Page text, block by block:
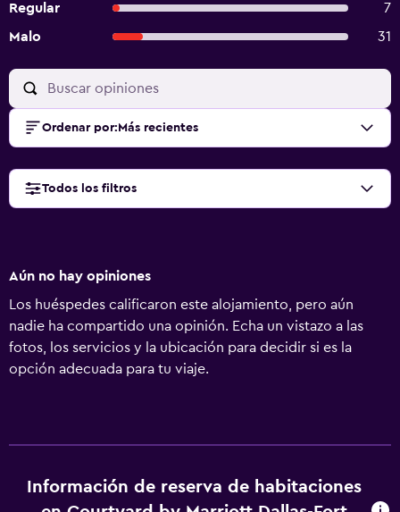
Regular
7
Malo
31
Ordenar por: Más recientes
Todos los filtros
Aún no hay opiniones
Los huéspedes calificaron este alojamiento, pero aún
nadie ha compartido una opinión. Echa un vistazo a las
fotos, los servicios y la ubicación para decidir si es la
opción adecuada para tu viaje.
Información de reserva de habitaciones